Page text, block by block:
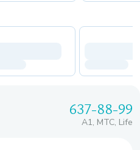
637-88-99
A1, МТС, Life